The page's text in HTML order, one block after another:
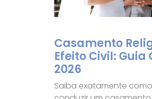
Casamento
Efeito Civil:
2026
Saiba exatamente